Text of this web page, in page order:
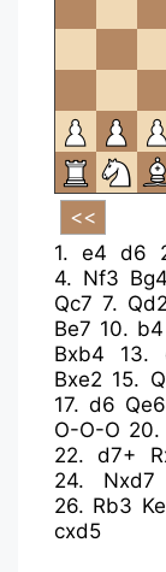
1. e4 d6
4. Nf3 Bg4
Qc7 7. Qd2
Be7 10. b4
Bxb4
13.
Bxe2 15.
17. d6 Qe6
O-O-O 20.
22.d7+
24. Nxd7
26. Rb3
cxd5